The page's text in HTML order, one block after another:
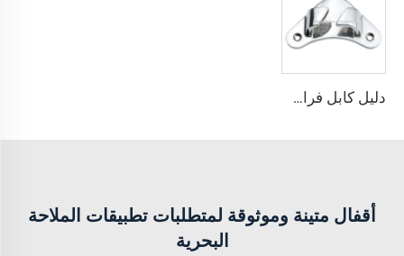
دليل كابل فراشة مائل من الفولاذ المقاوم للصدأ AISI316
أقفال متينة وموثوقة لمتطلبات تطبيقات الملاحة
البحرية